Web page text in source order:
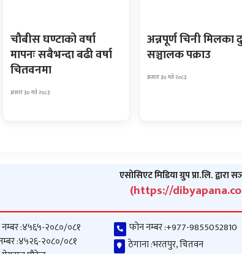
चौबीस घण्टाको वर्षा
मापनः सबैभन्दा बढी वर्षा
चितवनमा
असार ३० गते २०८३
अन्नपूर्ण चिनी मिलका
सञ्चालक पक्राउ
असार ३० गते २०८३
एसोसिएट मिडिया ग्रुप प्रा.लि. द्वारा
(https://
:४५६५-२०८०/०८१
:४५२६-२०८०/०८१
फोन नम्बर :+977-9855052810
ठेगाना :भरतपुर, चितवन